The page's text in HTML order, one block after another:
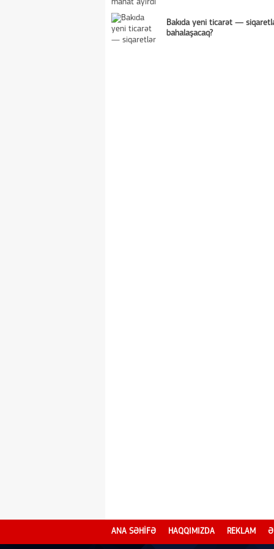
Bakıda yeni ticarət —
bahalaşacaq?
ANA SƏHİFƏ HAQQIMIZDA REKLAM